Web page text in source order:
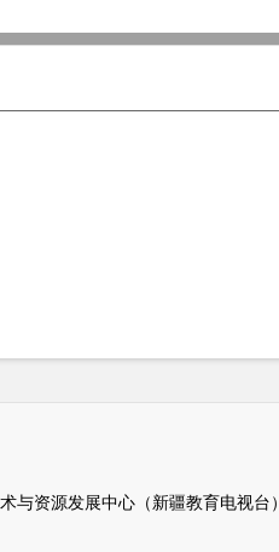
源发展中心（新疆教育电视台）